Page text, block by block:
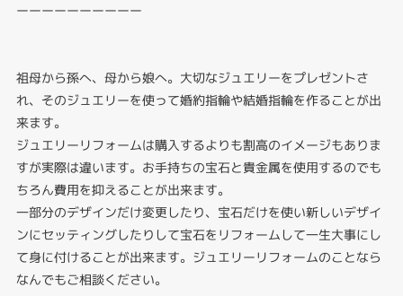
ーーーーーーーーーー
祖母から孫へ、母から娘へ。大切なジュエリーをプレゼントさ
れ、そのジュエリーを使って婚約指輪や結婚指輪を作ることが出
来ます。
ジュエリーリフォームは購入するよりも割高のイメージもありま
すが実際は違います。お手持ちの宝石と貴金属を使用するのでも
ちろん費用を抑えることが出来ます。
一部分のデザインだけ変更したり、宝石だけを使い新しいデザイ
ンにセッティングしたりして宝石をリフォームして一生大事にし
て身に付けることが出来ます。ジュエリーリフォームのことなら
なんでもご相談ください。